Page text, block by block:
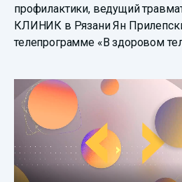
профилактики, ведущий
КЛИНИК в Рязани Ян
телепрограмме «В здоровом